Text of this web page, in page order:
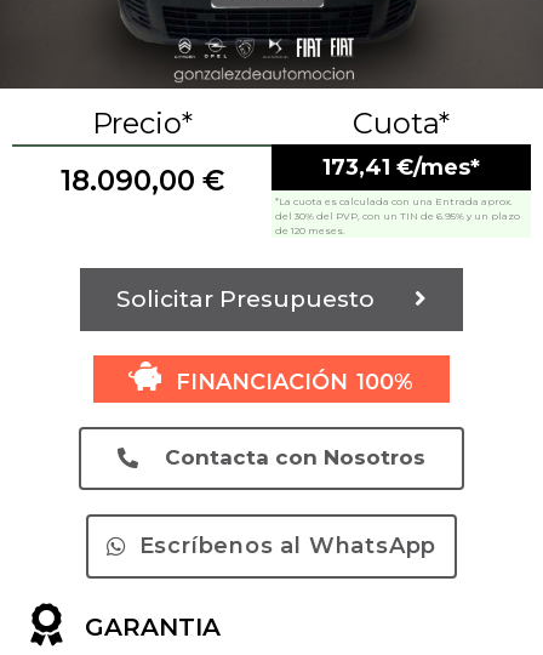
Precio*
18.090,00 €
Cuota*
173,41 €/mes*
*La cuota es calculada con una Entrada aprox.
del 30% del PVP, con un TIN de 6.95% y un plazo
de 120 meses.
Solicitar Presupuesto
FINANCIACIÓN 100%
Contacta con Nosotros
Escríbenos al WhatsApp
GARANTIA